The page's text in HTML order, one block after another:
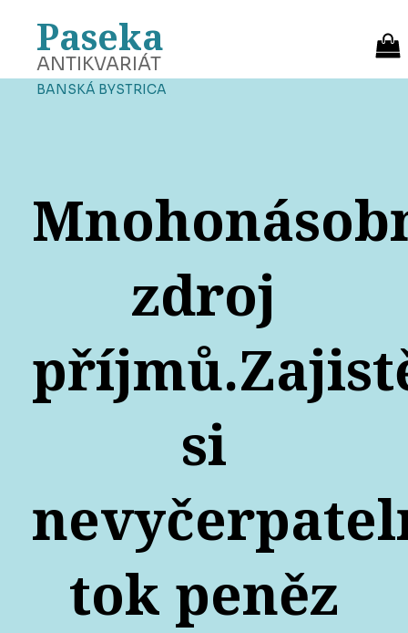
Paseka
ANTIKVARIÁT
BANSKÁ BYSTRICA
zdroj
si
tok peněz